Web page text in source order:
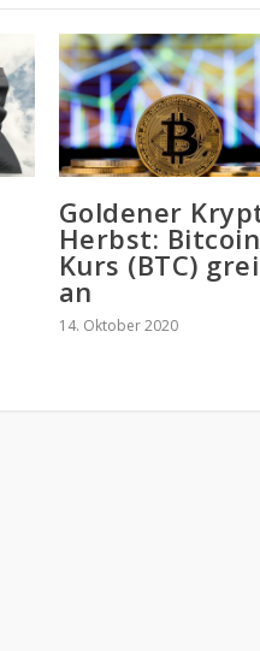
Goldener
Herbst:
Kurs (BTC)
an
14. Oktober 2020